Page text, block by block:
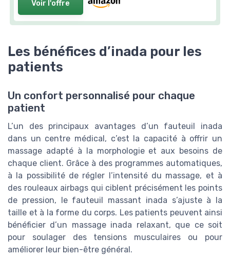
Voir l'offre
Les bénéfices d’inada pour les
patients
Un confort personnalisé pour chaque
patient
L’un des principaux avantages d’un fauteuil inada
dans un centre médical, c’est la capacité à offrir un
massage adapté à la morphologie et aux besoins de
chaque client. Grâce à des programmes automatiques,
à la possibilité de régler l’intensité du massage, et à
des rouleaux airbags qui ciblent précisément les points
de pression, le fauteuil massant inada s’ajuste à la
taille et à la forme du corps. Les patients peuvent ainsi
bénéficier d’un massage inada relaxant, que ce soit
pour soulager des tensions musculaires ou pour
améliorer leur bien-être général.